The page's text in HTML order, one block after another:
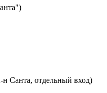
Санта, отдельный вход)